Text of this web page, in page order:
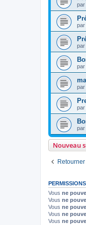
par
par
par
par
par
par
par
Nouveau
Retourner
Vous ne
Vous ne
Vous ne
Vous ne
Vous ne